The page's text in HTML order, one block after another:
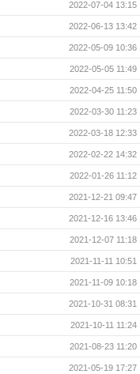
2022-07-04 13:15
2022-06-13 13:42
2022-05-09 10:36
2022-05-05 11:49
2022-04-25 11:50
2022-03-30 11:23
2022-03-18 12:33
2022-02-22 14:32
2022-01-26 11:12
2021-12-21 09:47
2021-12-16 13:46
2021-12-07 11:18
2021-11-11 10:51
2021-11-09 10:18
2021-10-31 08:31
2021-10-11 11:24
2021-08-23 11:20
2021-05-19 17:27